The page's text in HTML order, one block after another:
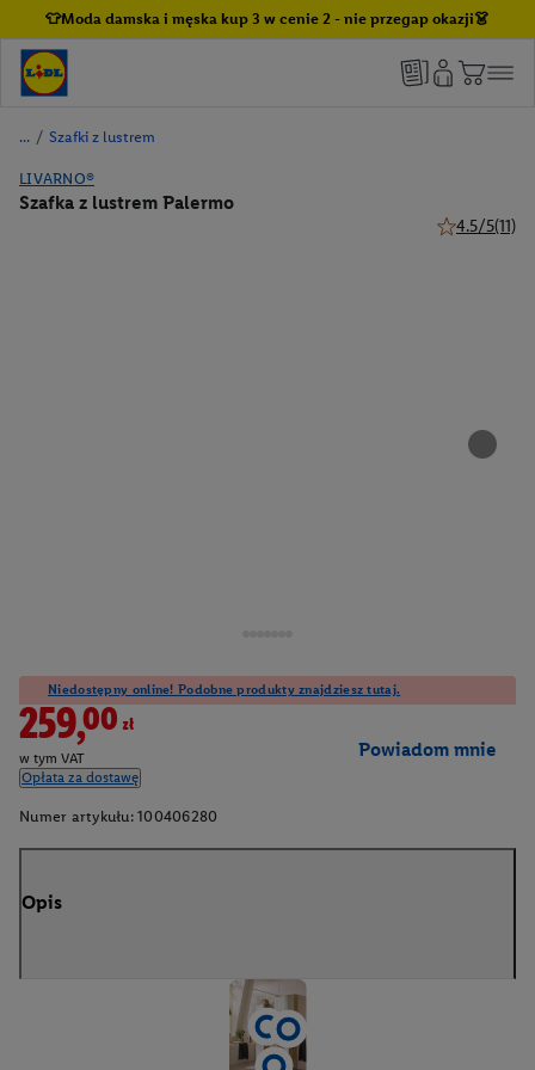
👕Moda damska i męska kup 3 w cenie 2 - nie przegap okazji👗
/ Szafki z lustrem
LIVARNO®
Szafka z lustrem Palermo
4.5/5(11)
Niedostępny online! Podobne produkty znajdziesz tutaj.
259,00zł
w tym VAT
Opłata za dostawę
Powiadom mnie
Numer artykułu: 100406280
Opis